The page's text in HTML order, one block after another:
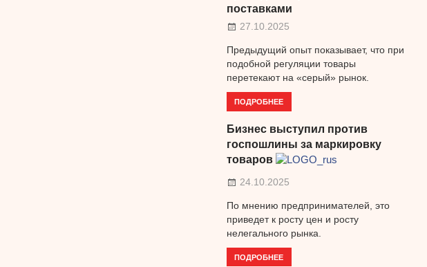
поставками
27.10.2025
Предыдущий опыт показывает, что при
подобной регуляции товары
перетекают на «серый» рынок.
ПОДРОБНЕЕ
Бизнес выступил против
госпошлины за маркировку
товаров
24.10.2025
По мнению предпринимателей, это
приведет к росту цен и росту
нелегального рынка.
ПОДРОБНЕЕ